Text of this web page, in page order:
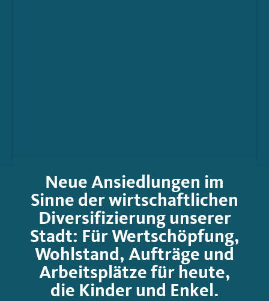
Neue Ansiedlungen im
Sinne der wirtschaftlichen
Diversifizierung unserer
Stadt: Für Wertschöpfung,
Wohlstand, Aufträge und
Arbeitsplätze für heute,
die Kinder und Enkel.